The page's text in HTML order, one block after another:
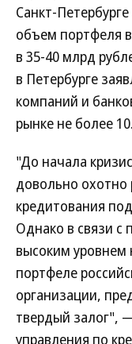
Санкт-
объем портфеля
в 35-40 млрд
в Петербурге
компаний и
рынке не более 10.
"До начала
довольно
кредитования
Однако в связи
высоким уровнем
портфеле
организации,
твердый залог",
управления по